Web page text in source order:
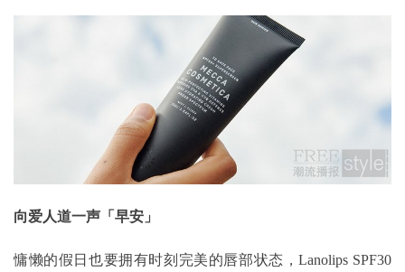
向爱人道一声「早安」
慵懒的假日也要拥有时刻完美的唇部状态，Lanolips SPF30